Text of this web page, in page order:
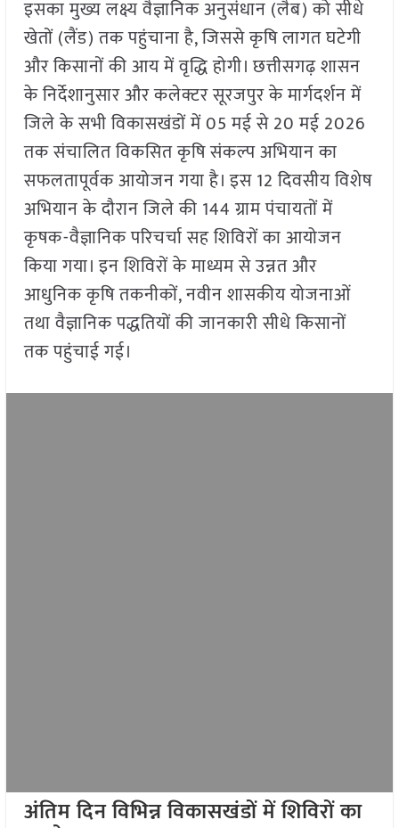
इसका मुख्य लक्ष्य वैज्ञानिक अनुसंधान (लैब) को सीधे
खेतों (लैंड) तक पहुंचाना है, जिससे कृषि लागत घटेगी
और किसानों की आय में वृद्धि होगी। छत्तीसगढ़ शासन
के निर्देशानुसार और कलेक्टर सूरजपुर के मार्गदर्शन में
जिले के सभी विकासखंडों में 05 मई से 20 मई 2026
तक संचालित विकसित कृषि संकल्प अभियान का
सफलतापूर्वक आयोजन गया है। इस 12 दिवसीय विशेष
अभियान के दौरान जिले की 144 ग्राम पंचायतों में
कृषक-वैज्ञानिक परिचर्चा सह शिविरों का आयोजन
किया गया। इन शिविरों के माध्यम से उन्नत और
आधुनिक कृषि तकनीकों, नवीन शासकीय योजनाओं
तथा वैज्ञानिक पद्धतियों की जानकारी सीधे किसानों
तक पहुंचाई गई।
अंतिम दिन विभिन्न विकासखंडों में शिविरों का